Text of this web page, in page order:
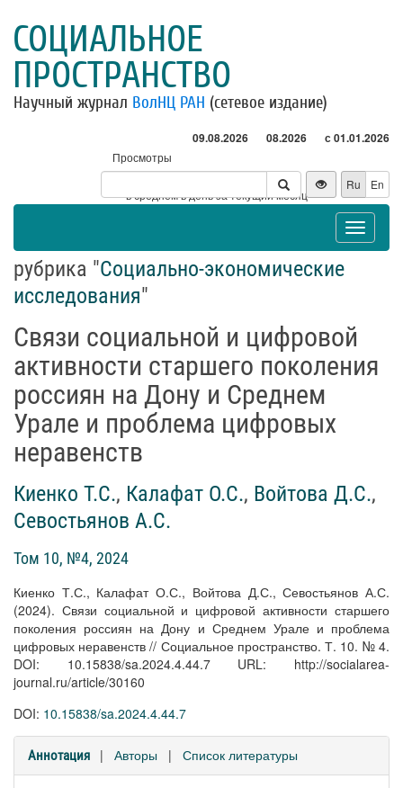
СОЦИАЛЬНОЕ
ПРОСТРАНСТВО
Научный журнал ВолНЦ РАН (сетевое издание)
09.08.2026 08.2026 с 01.01.2026
Просмотры
Посетители
* - в среднем в день за текущий месяц
Ru En
Toggle
рубрика "Социально-экономические
исследования"
Связи социальной и цифровой
активности старшего поколения
россиян на Дону и Среднем
Урале и проблема цифровых
неравенств
Киенко Т.С., Калафат О.С., Войтова Д.С.,
Севостьянов А.С.
Том 10, №4, 2024
Киенко Т.С., Калафат О.С., Войтова Д.С., Севостьянов А.С.
(2024). Связи социальной и цифровой активности старшего
поколения россиян на Дону и Среднем Урале и проблема
цифровых неравенств // Социальное пространство. Т. 10. № 4.
DOI: 10.15838/sa.2024.4.44.7 URL: http://socialarea-
journal.ru/article/30160
DOI: 10.15838/sa.2024.4.44.7
Аннотация | Авторы | Список литературы